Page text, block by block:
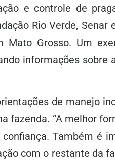
e controle de
Rio Verde, Senar
Grosso. Um
informações sobre
de manejo
fazenda. “A melhor
Também é
com o restante da